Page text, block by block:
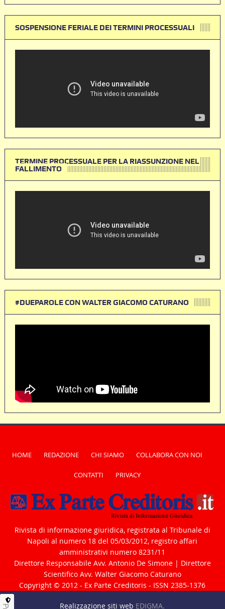
SOSPENSIONE FERIALE DEI TERMINI PROCESSUALI
TERMINE PROCESSUALE PER LA RIASSUNZIONE NEL
FALLIMENTO
#DUEPAROLE CON WALTER GIACOMO CATURANO
HOME REDAZIONE CHI SIAMO COLLABORA CON NOI
CONTATTI PRIVACY
Rivista di informazione giuridica, registrata al Tribunale di
Napoli al numero 18 del 05/03/2012, registro affari
amministrativi numero 8231/11
Direttore Responsabile Avv. Antonio De Simone | Direttore
Scientifico Avv. Walter Giacomo Caturano
Copyright © 2012 - Ex Parte Creditoris - ISSN 2385-1376
Realizzazione siti web EDIGMA.